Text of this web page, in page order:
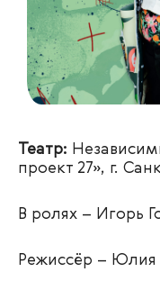
Театр:
проект 27», г.
В ролях – Игорь
Режиссёр –